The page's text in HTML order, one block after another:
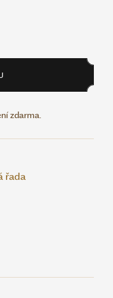
zdarma.
řada